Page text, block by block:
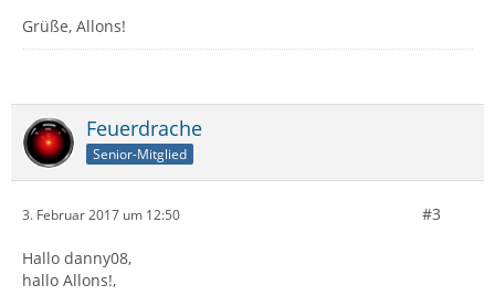
Grüße, Allons!
Feuerdrache
Senior-Mitglied
3. Februar 2017 um 12:50 #3
Hallo danny08,
hallo Allons!,